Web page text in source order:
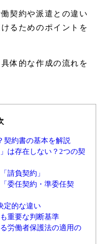
契約や派遣との違い
るためのポイントを
体的な作成の流れを
契約書の基本を解説
は存在しない？2つの契
請負契約」
委任契約・準委任契
定的な違い
重要な判断基準
労働者保護法の適用の